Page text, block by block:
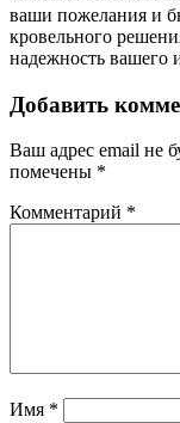
ваши пожелания и
кровельного
надежность вашего
Добавить
Ваш адрес email не
помечены *
Комментарий *
Имя *